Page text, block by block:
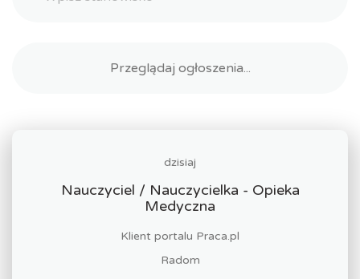
dzisiaj
Nauczyciel / Nauczycielka - Opieka
Medyczna
Klient portalu Praca.pl
Radom